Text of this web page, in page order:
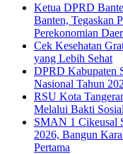
Ketua DPRD
Banten, Tegaskan
Perekonomian
Cek Kesehatan
yang Lebih Sehat
DPRD Kabupaten
Nasional Tahun
RSU Kota
Melalui Bakti
SMAN 1 Cikeusal
2026, Bangun
Pertama